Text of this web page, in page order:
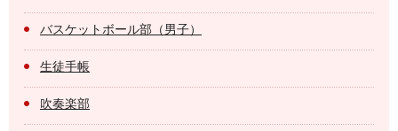
バスケットボール部（男子）
生徒手帳
吹奏楽部